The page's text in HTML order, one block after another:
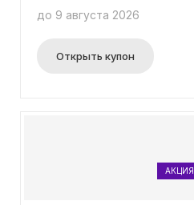
до 9 августа 2026
Открыть купон
АКЦИЯ